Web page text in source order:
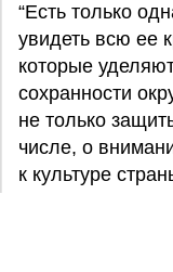
“Есть только
увидеть всю ее
которые
сохранности
не только
числе, о
к культуре